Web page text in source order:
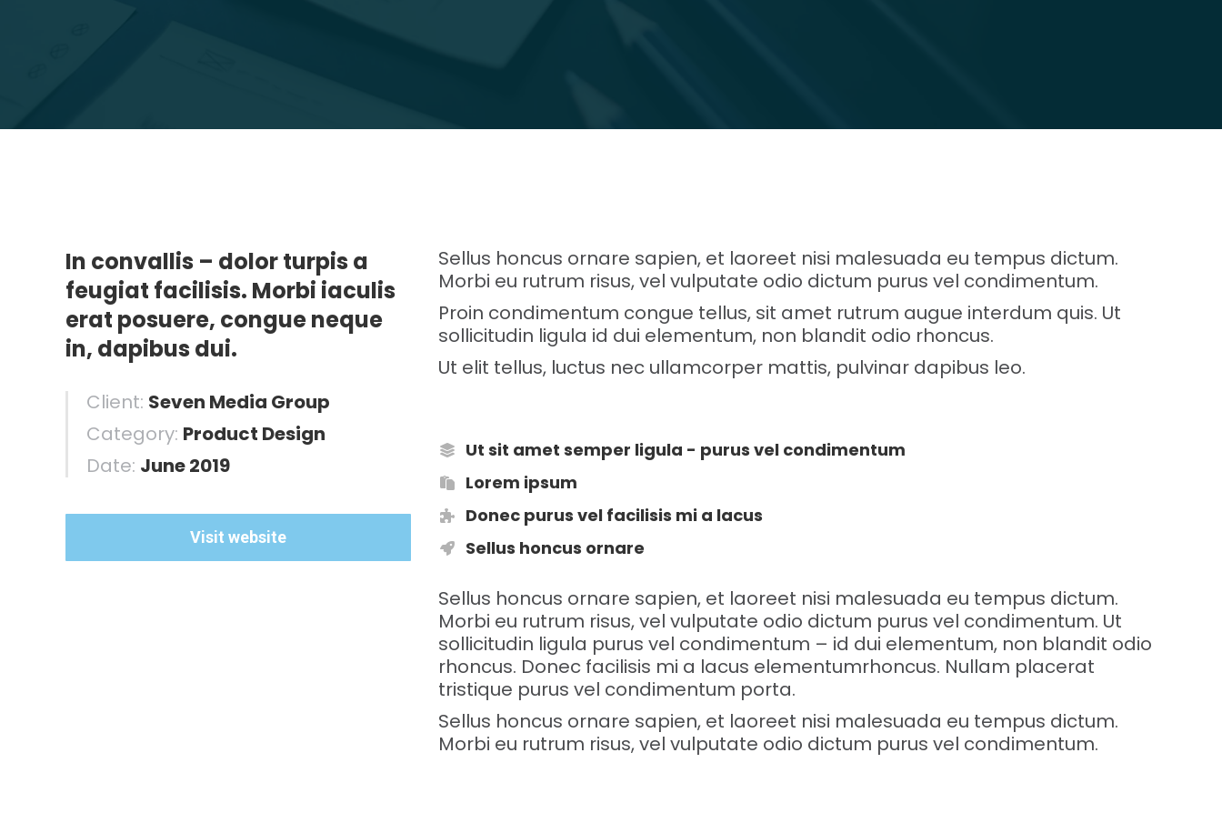
In convallis – dolor turpis a
feugiat facilisis. Morbi iaculis
erat posuere, congue neque
in, dapibus dui.
Client: Seven Media Group
Category: Product Design
Date: June 2019
Visit website
Sellus honcus ornare sapien, et laoreet nisi malesuada eu tempus dictum.
Morbi eu rutrum risus, vel vulputate odio dictum purus vel condimentum.
Proin condimentum congue tellus, sit amet rutrum augue interdum quis. Ut
sollicitudin ligula id dui elementum, non blandit odio rhoncus.
Ut elit tellus, luctus nec ullamcorper mattis, pulvinar dapibus leo.
Ut sit amet semper ligula - purus vel condimentum
Lorem ipsum
Donec purus vel facilisis mi a lacus
Sellus honcus ornare
Sellus honcus ornare sapien, et laoreet nisi malesuada eu tempus dictum.
Morbi eu rutrum risus, vel vulputate odio dictum purus vel condimentum. Ut
sollicitudin ligula purus vel condimentum – id dui elementum, non blandit odio
rhoncus. Donec facilisis mi a lacus elementumrhoncus. Nullam placerat
tristique purus vel condimentum porta.
Sellus honcus ornare sapien, et laoreet nisi malesuada eu tempus dictum.
Morbi eu rutrum risus, vel vulputate odio dictum purus vel condimentum.